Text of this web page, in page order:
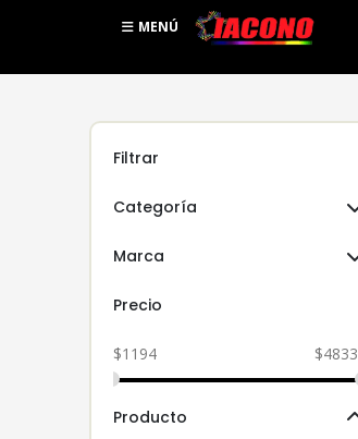
MENÚ
Filtrar
Categoría
Marca
Precio
$1194 $4833
Producto